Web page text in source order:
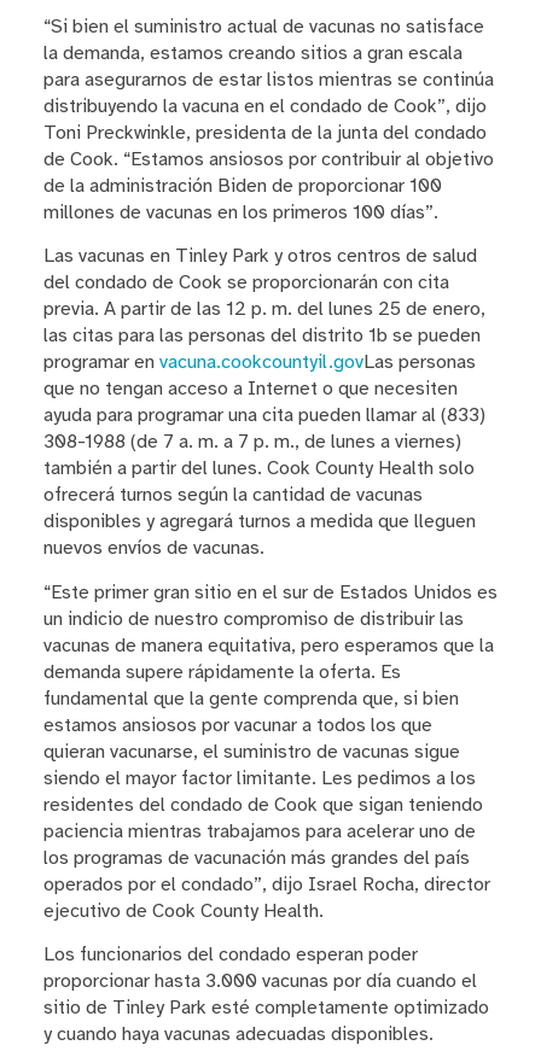
“Si bien el suministro actual de vacunas no satisface
la demanda, estamos creando sitios a gran escala
para asegurarnos de estar listos mientras se continúa
distribuyendo la vacuna en el condado de Cook”, dijo
Toni Preckwinkle, presidenta de la junta del condado
de Cook. “Estamos ansiosos por contribuir al objetivo
de la administración Biden de proporcionar 100
millones de vacunas en los primeros 100 días”.
Las vacunas en Tinley Park y otros centros de salud
del condado de Cook se proporcionarán con cita
previa. A partir de las 12 p. m. del lunes 25 de enero,
las citas para las personas del distrito 1b se pueden
programar en vacuna.cookcountyil.govLas personas
que no tengan acceso a Internet o que necesiten
ayuda para programar una cita pueden llamar al (833)
308-1988 (de 7 a. m. a 7 p. m., de lunes a viernes)
también a partir del lunes. Cook County Health solo
ofrecerá turnos según la cantidad de vacunas
disponibles y agregará turnos a medida que lleguen
nuevos envíos de vacunas.
“Este primer gran sitio en el sur de Estados Unidos es
un indicio de nuestro compromiso de distribuir las
vacunas de manera equitativa, pero esperamos que la
demanda supere rápidamente la oferta. Es
fundamental que la gente comprenda que, si bien
estamos ansiosos por vacunar a todos los que
quieran vacunarse, el suministro de vacunas sigue
siendo el mayor factor limitante. Les pedimos a los
residentes del condado de Cook que sigan teniendo
paciencia mientras trabajamos para acelerar uno de
los programas de vacunación más grandes del país
operados por el condado”, dijo Israel Rocha, director
ejecutivo de Cook County Health.
Los funcionarios del condado esperan poder
proporcionar hasta 3.000 vacunas por día cuando el
sitio de Tinley Park esté completamente optimizado
y cuando haya vacunas adecuadas disponibles.